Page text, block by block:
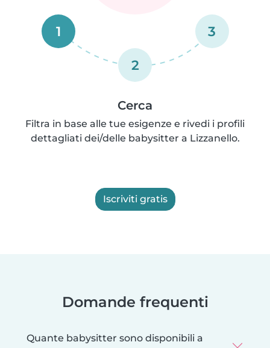
1
2
3
Cerca
Filtra in base alle tue esigenze e rivedi i profili
dettagliati dei/delle babysitter a Lizzanello.
Iscriviti gratis
Domande frequenti
Quante babysitter sono disponibili a